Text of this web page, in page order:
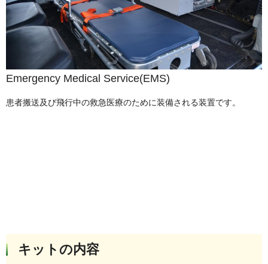
Emergency Medical Service(EMS)
患者搬送及び飛行中の救急医療のために装備される装置です。
キットの内容